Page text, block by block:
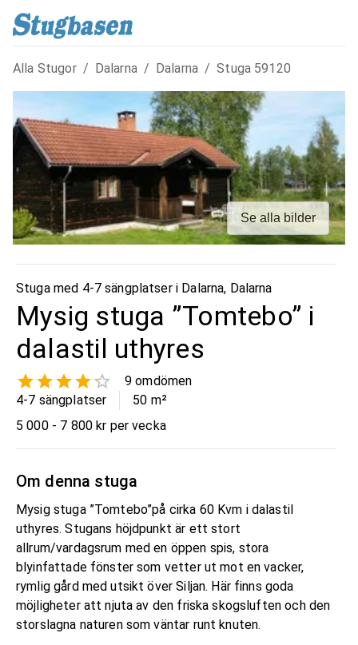
Alla Stugor / Dalarna / Dalarna / Stuga 59120
Se alla bilder
Stuga med 4-7 sängplatser i Dalarna, Dalarna
Mysig stuga ”Tomtebo” i
dalastil uthyres
9 omdömen
4-7 sängplatser
50 m²
5 000 - 7 800 kr per vecka
Om denna stuga
Mysig stuga ”Tomtebo”på cirka 60 Kvm i dalastil
uthyres. Stugans höjdpunkt är ett stort
allrum/vardagsrum med en öppen spis, stora
blyinfattade fönster som vetter ut mot en vacker,
rymlig gård med utsikt över Siljan. Här finns goda
möjligheter att njuta av den friska skogsluften och den
storslagna naturen som väntar runt knuten.